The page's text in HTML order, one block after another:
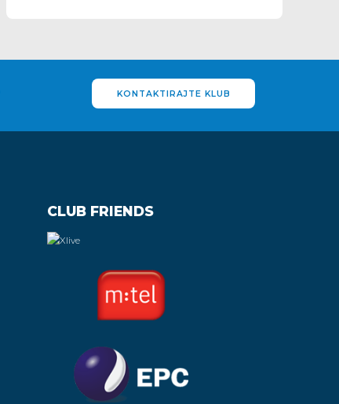
KONTAKTIRAJTE KLUB
CLUB FRIENDS